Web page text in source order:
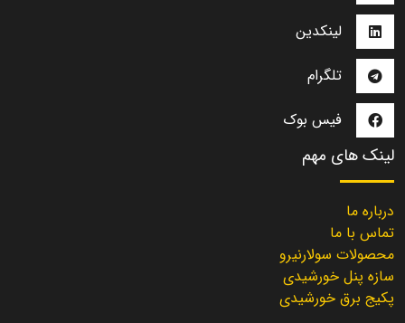
لینکدین
تلگرام
فیس بوک
لینک های مهم
درباره ما
تماس با ما
محصولات سولارنیرو
سازه پنل خورشیدی
پکیج برق خورشیدی